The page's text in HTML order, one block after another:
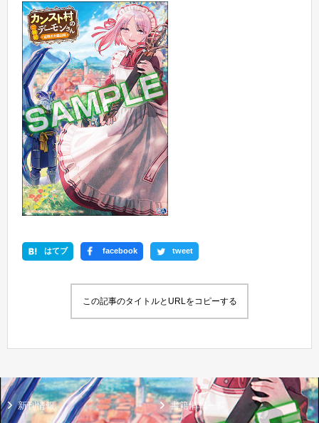
はてブ facebook tweet
この記事のタイトルとURLをコピーする
新刊情報 書籍情報一覧